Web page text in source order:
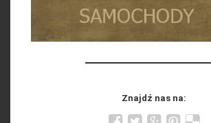
Znajdź nas na: